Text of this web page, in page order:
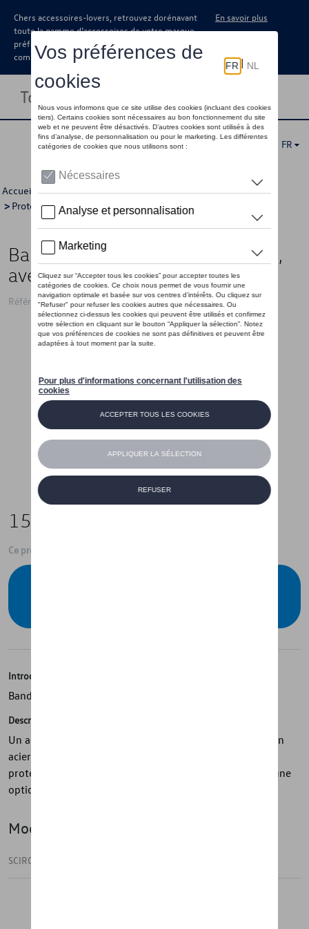
Chers accessoires-lovers, retrouvez dorénavant
toute la gamme d’accessoires de votre marque
préférée sous forme de catalogue à
commander auprès de votre concessionaire.
En savoir plus
Toggle navigation
FR
Accueil >Catalogue Volkswagen >Confort et protection
> Protection >Protection de seuils de portes
Bande de porte, Acier inoxydable,
avec inscription
Référence: 1K8071305
158,99 €
Ce produit n'est actuellement pas de stock
Introduction
Bande de porte
Description
Un accroche-regard à l'entrée : les protections de seuil en
acier inoxydable de haute qualité avec lettrage Scirocco
protègent la zone d'entrée et donnent à votre véhicule une
optique individuelle.
Modèle(s)
SCIROCCO